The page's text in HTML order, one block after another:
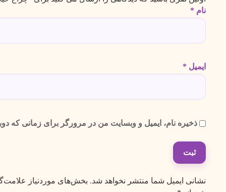
نشانی ایمیل شما منتشر نخواهد شد. بخش‌های موردنیاز
نام *
ایمیل *
ذخیره نام، ایمیل و وبسایت من در مرورگر برای زمانی که